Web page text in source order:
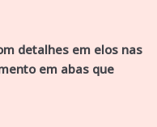
detalhes em elos nas
em abas que